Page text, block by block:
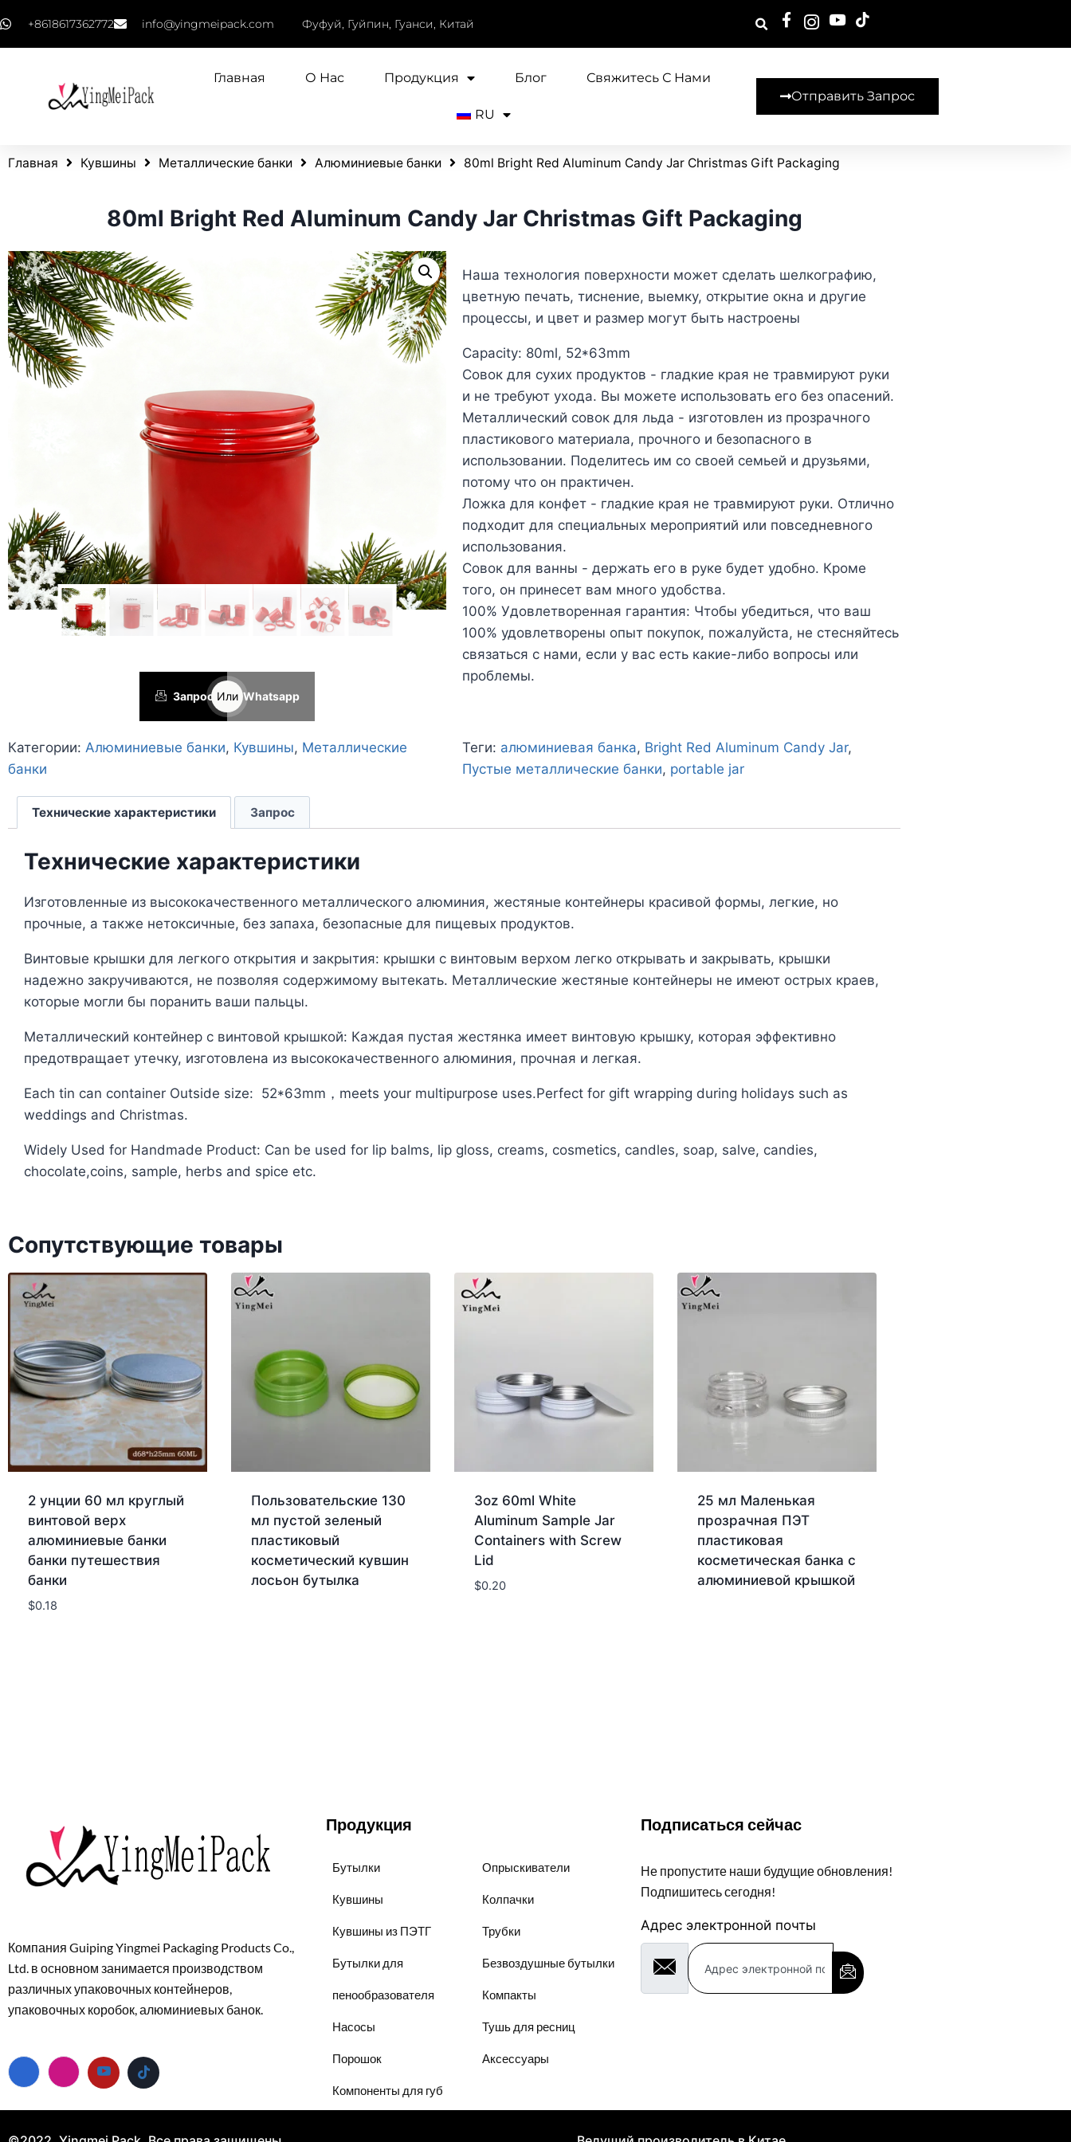
+8618617362772 info@yingmeipack.com Фуфуй, Гуйпин, Гуанси, Китай
Главная О Нас Продукция Блог Свяжитесь С Нами
RU
Отправить Запрос
Главная Кувшины Металлические банки Алюминиевые банки 80ml Bright Red Aluminum Candy Jar Christmas Gift Packaging
80ml Bright Red Aluminum Candy Jar Christmas Gift Packaging
Запрос Или Whatsapp
Наша технология поверхности может сделать шелкографию,
цветную печать, тиснение, выемку, открытие окна и другие
процессы, и цвет и размер могут быть настроены
Capacity: 80ml, 52*63mm
Совок для сухих продуктов - гладкие края не травмируют руки
и не требуют ухода. Вы можете использовать его без опасений.
Металлический совок для льда - изготовлен из прозрачного
пластикового материала, прочного и безопасного в
использовании. Поделитесь им со своей семьей и друзьями,
потому что он практичен.
Ложка для конфет - гладкие края не травмируют руки. Отлично
подходит для специальных мероприятий или повседневного
использования.
Совок для ванны - держать его в руке будет удобно. Кроме
того, он принесет вам много удобства.
100% Удовлетворенная гарантия: Чтобы убедиться, что ваш
100% удовлетворены опыт покупок, пожалуйста, не стесняйтесь
связаться с нами, если у вас есть какие-либо вопросы или
проблемы.
Категории: Алюминиевые банки, Кувшины, Металлические
банки
Теги: алюминиевая банка, Bright Red Aluminum Candy Jar,
Пустые металлические банки, portable jar
Технические характеристики Запрос
Технические характеристики
Изготовленные из высококачественного металлического алюминия, жестяные контейнеры красивой формы, легкие, но
прочные, а также нетоксичные, без запаха, безопасные для пищевых продуктов.
Винтовые крышки для легкого открытия и закрытия: крышки с винтовым верхом легко открывать и закрывать, крышки
надежно закручиваются, не позволяя содержимому вытекать. Металлические жестяные контейнеры не имеют острых краев,
которые могли бы поранить ваши пальцы.
Металлический контейнер с винтовой крышкой: Каждая пустая жестянка имеет винтовую крышку, которая эффективно
предотвращает утечку, изготовлена из высококачественного алюминия, прочная и легкая.
Each tin can container Outside size: 52*63mm，meets your multipurpose uses.Perfect for gift wrapping during holidays such as
weddings and Christmas.
Widely Used for Handmade Product: Can be used for lip balms, lip gloss, creams, cosmetics, candles, soap, salve, candies,
chocolate,coins, sample, herbs and spice etc.
Сопутствующие товары
2 унции 60 мл круглый
винтовой верх
алюминиевые банки
банки путешествия
банки
$0.18
Пользовательские 130
мл пустой зеленый
пластиковый
косметический кувшин
лосьон бутылка
3oz 60ml White
Aluminum Sample Jar
Containers with Screw
Lid
$0.20
25 мл Маленькая
прозрачная ПЭТ
пластиковая
косметическая банка с
алюминиевой крышкой
Компания Guiping Yingmei Packaging Products Co.,
Ltd. в основном занимается производством
различных упаковочных контейнеров,
упаковочных коробок, алюминиевых банок.
Продукция
Бутылки
Кувшины
Кувшины из ПЭТГ
Бутылки для
пенообразователя
Насосы
Порошок
Компоненты для губ
Опрыскиватели
Колпачки
Трубки
Безвоздушные бутылки
Компакты
Тушь для ресниц
Аксессуары
Подписаться сейчас
Не пропустите наши будущие обновления!
Подпишитесь сегодня!
Адрес электронной почты